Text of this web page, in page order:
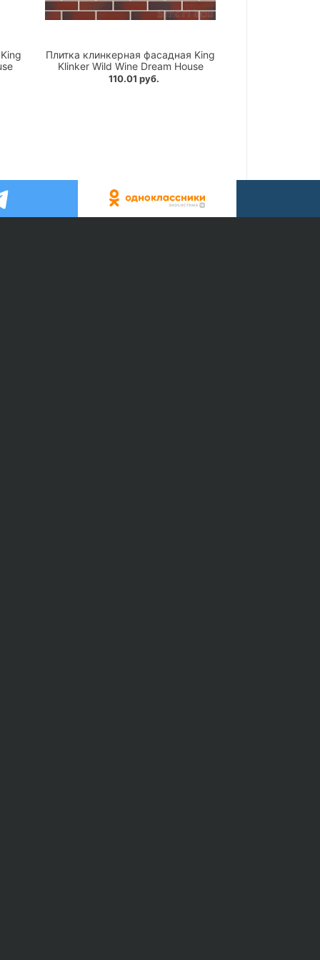
Плитка клинкерная фасадная King
Klinker Wild Wine Dream House
110.01 руб.